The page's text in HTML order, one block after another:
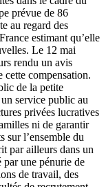
prévue de 86
au regard des
estimant qu’elle
Le 12 mai
rendu un avis
cette compensation.
de la petite
service public au
privées lucratives
ni de garantir
sur l’ensemble du
par ailleurs dans un
par une pénurie de
de travail, des